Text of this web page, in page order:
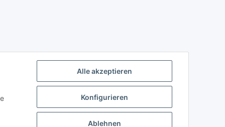
Alle akzeptieren
Konfigurieren
Ablehnen